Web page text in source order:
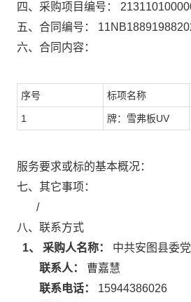
四、采购项目编号：
五、合同编号：
六、合同内容：
序号 标项名称
1 牌：雪弗板UV
服务要求或标的基本概况：
七、其它事项：
/
八、联系方式
1、 采购人名称：
中共安图县委
联系人：
曹嘉慧
联系电话：
15944386026